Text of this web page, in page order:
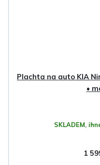
Plachta na auto KIA
•
SKLADEM,
1